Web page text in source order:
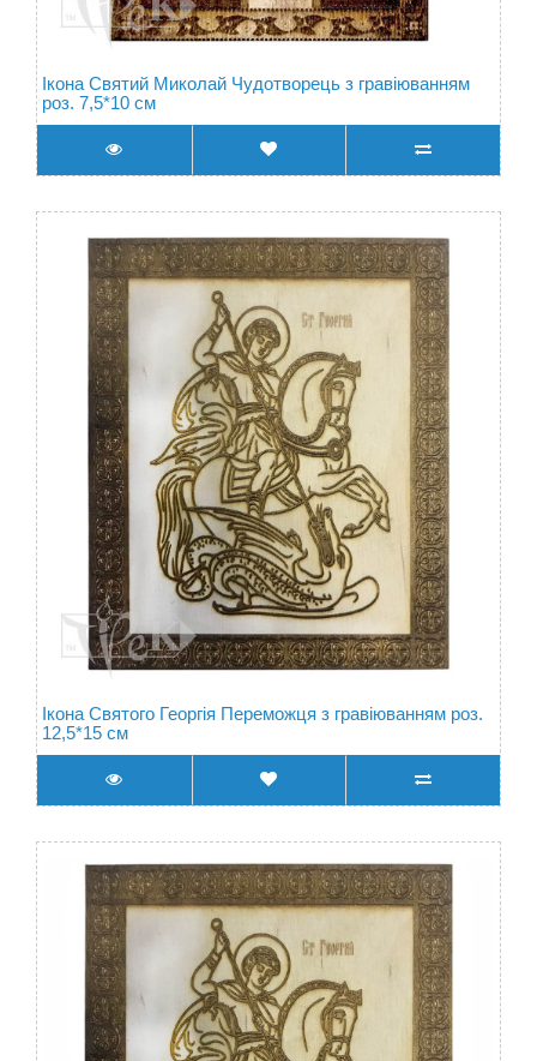
Ікона Святий Миколай Чудотворець з гравіюванням
роз. 7,5*10 см
Ікона Святого Георгія Переможця з гравіюванням роз.
12,5*15 см